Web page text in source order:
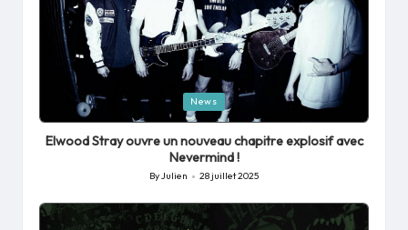
Posted
in
News
Elwood Stray ouvre un nouveau chapitre explosif avec
Nevermind !
Posted
ByJulien 28 juillet 2025